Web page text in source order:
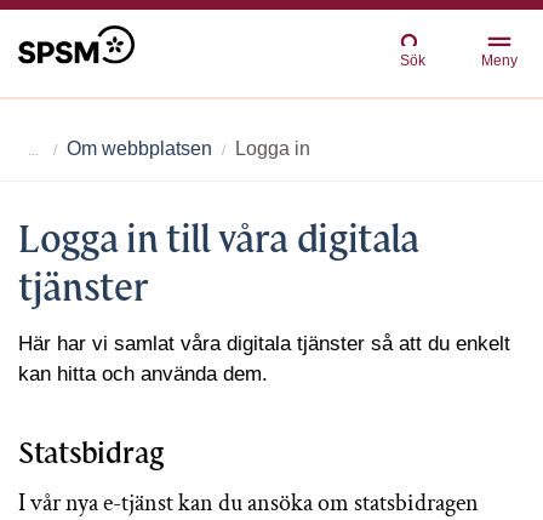
Sök Meny
Om webbplatsen Logga in
Logga in till våra digitala
tjänster
Här har vi samlat våra digitala tjänster så att du enkelt
kan hitta och använda dem.
Statsbidrag
I vår nya e-tjänst kan du ansöka om statsbidragen